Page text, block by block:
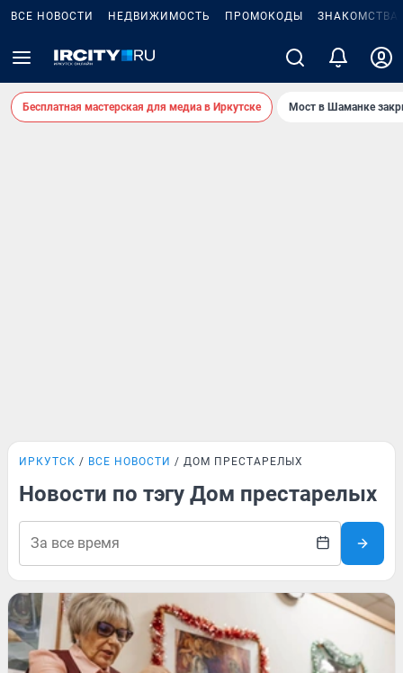
ВСЕ НОВОСТИ НЕДВИЖИМОСТЬ ПРОМОКОДЫ ЗНАКОМСТВА
Бесплатная мастерская для медиа в Иркутске Мост в Шаманке
ИРКУТСК ВСЕ НОВОСТИ ДОМ ПРЕСТАРЕЛЫХ
Новости по тэгу Дом престарелых